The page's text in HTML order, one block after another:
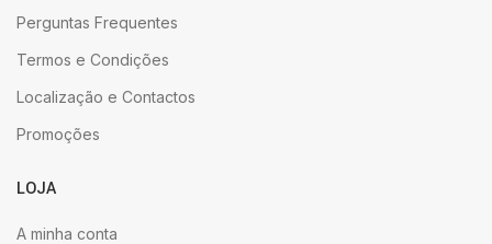
Perguntas Frequentes
Termos e Condições
Localização e Contactos
Promoções
LOJA
A minha conta